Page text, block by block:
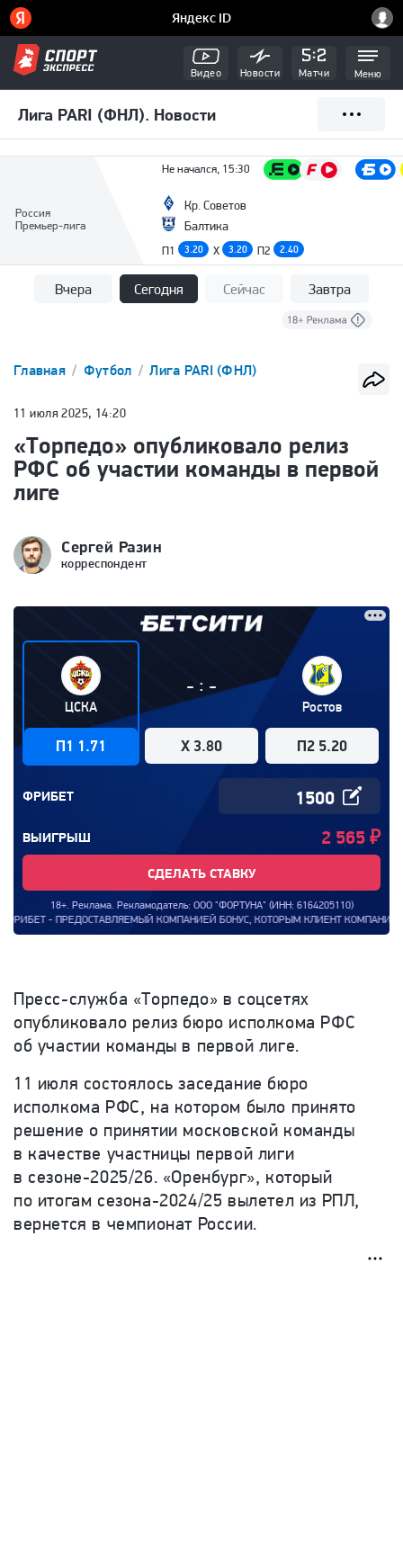
Видео Новости Матчи Меню
Лига PARI (ФНЛ). Новости
Россия
Премьер-лига
Не начался, 15:30
Кр. Советов
Балтика
П1 3.20 X 3.20 П2 2.40
Вчера Сегодня Сейчас Завтра
Главная Футбол Лига PARI (ФНЛ)
11 июля 2025, 14:20
«Торпедо» опубликовало релиз
РФС об участии команды в первой
лиге
Сергей Разин
корреспондент
ЦСКА
П1 1.71
- : -
X 3.80
Ростов
П2 5.20
ФРИБЕТ
ВЫИГРЫШ 2 565 ₽
СДЕЛАТЬ СТАВКУ
18+. Реклама. Рекламодатель: ООО "ФОРТУНА" (ИНН: 6164205110)
КОМПАНИЕЙ БОНУС, КОТОРЫМ КЛИЕНТ КОМПАНИИ МОЖЕТ
Пресс-служба «Торпедо» в соцсетях
опубликовало релиз бюро исполкома РФС
об участии команды в первой лиге.
11 июля состоялось заседание бюро
исполкома РФС, на котором было принято
решение о принятии московской команды
в качестве участницы первой лиги
в сезоне-2025/26. «Оренбург», который
по итогам сезона-2024/25 вылетел из РПЛ,
вернется в чемпионат России.